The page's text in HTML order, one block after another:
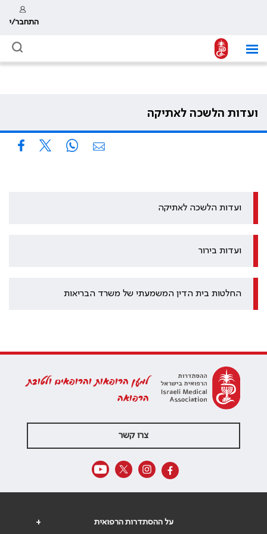
התחבר/י
ועדות הלשכה לאתיקה
ועדות הלשכה לאתיקה
ועדות בירור
החלטות בית הדין המשמעתי של משרד הבריאות
למען הרופאות והרופאים ולטובת
הרפואה
צרו קשר
+ על ההסתדרות הרפואית